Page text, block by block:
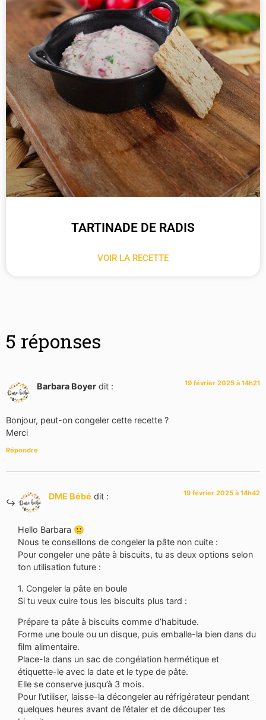
TARTINADE DE RADIS
VOIR LA RECETTE
5 réponses
Barbara Boyer dit : 19 février 2025 à 14h21
Bonjour, peut-on congeler cette recette ?
Merci
Répondre
DME Bébé dit : 19 février 2025 à 14h42
Hello Barbara 🙂
Nous te conseillons de congeler la pâte non cuite :
Pour congeler une pâte à biscuits, tu as deux options selon
ton utilisation future :
1. Congeler la pâte en boule
Si tu veux cuire tous les biscuits plus tard :
Prépare ta pâte à biscuits comme d’habitude.
Forme une boule ou un disque, puis emballe-la bien dans du
film alimentaire.
Place-la dans un sac de congélation hermétique et
étiquette-le avec la date et le type de pâte.
Elle se conserve jusqu’à 3 mois.
Pour l’utiliser, laisse-la décongeler au réfrigérateur pendant
quelques heures avant de l’étaler et de découper tes